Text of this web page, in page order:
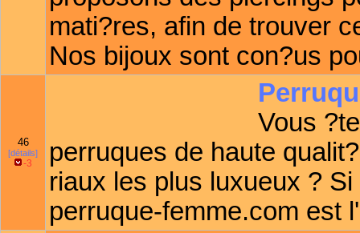
mati?res, afin de trouver
Nos bijoux sont con?us
46
[détails]
-3
Vous
perruques de haute
riaux les plus luxueux ?
perruque-femme.com est